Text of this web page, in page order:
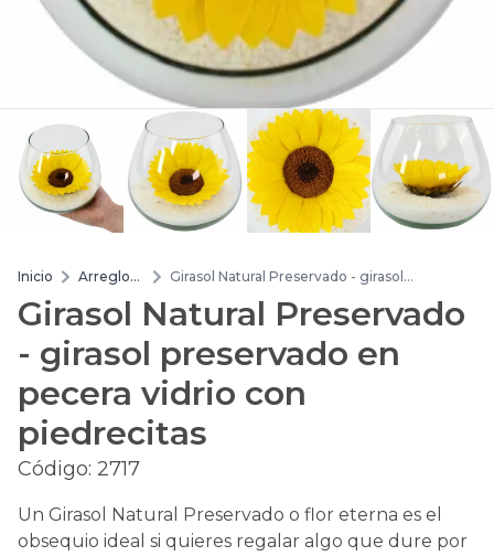
Inicio
Arreglos
Girasol Natural Preservado - girasol
Girasol Natural Preservado
- girasol preservado en
pecera vidrio con
piedrecitas
Código: 2717
Un Girasol Natural Preservado o flor eterna es el
obsequio ideal si quieres regalar algo que dure por